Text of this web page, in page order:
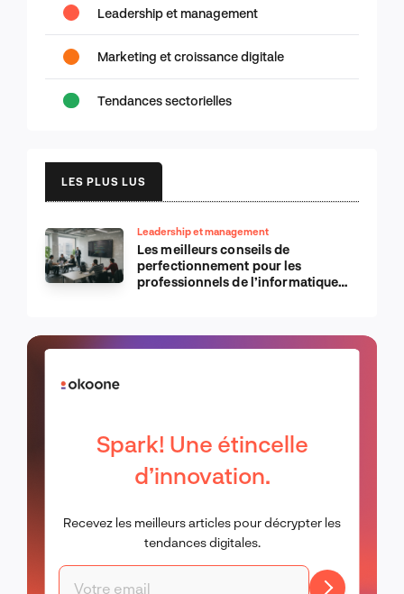
Leadership et management
Marketing et croissance digitale
Tendances sectorielles
LES PLUS LUS
Leadership et management
Les meilleurs conseils de
perfectionnement pour les
professionnels de l’informatique
Spark! Une étincelle
d’innovation.
Recevez les meilleurs articles pour décrypter les
tendances digitales.